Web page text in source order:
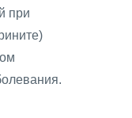
при